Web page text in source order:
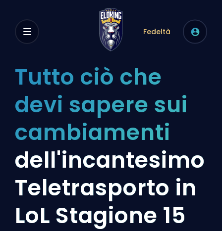
Fedeltà
Tutto ciò che
devi sapere sui
cambiamenti
dell'incantesimo
Teletrasporto in
LoL Stagione 15